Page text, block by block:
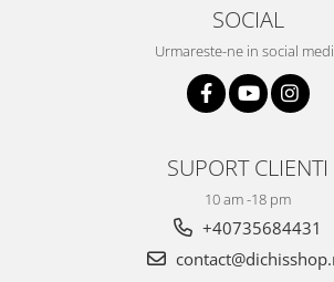
SOCIAL
Urmareste-ne in social
SUPORT CLIENTI
10 am -18 pm
+40735684431